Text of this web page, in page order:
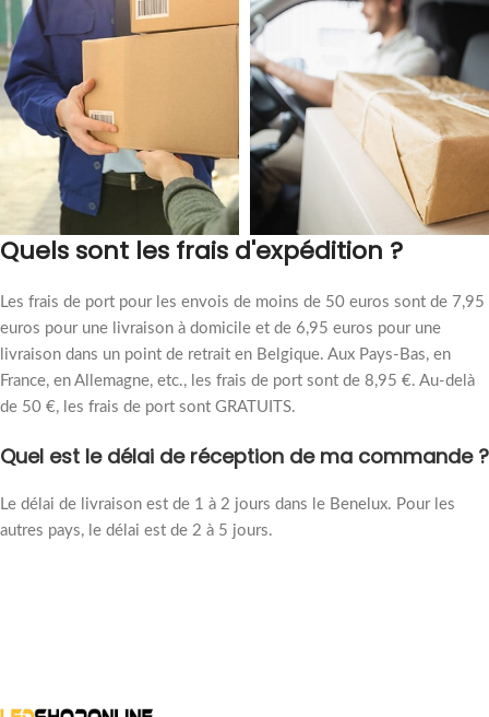
Quels sont les frais d'expédition ?
Les frais de port pour les envois de moins de 50 euros sont de 7,95
euros pour une livraison à domicile et de 6,95 euros pour une
livraison dans un point de retrait en Belgique. Aux Pays-Bas, en
France, en Allemagne, etc., les frais de port sont de 8,95 €. Au-delà
de 50 €, les frais de port sont GRATUITS.
Quel est le délai de réception de ma commande ?
Le délai de livraison est de 1 à 2 jours dans le Benelux. Pour les
autres pays, le délai est de 2 à 5 jours.